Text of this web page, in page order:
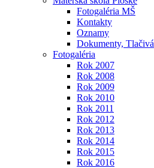
Fotogaléria MŠ
Kontakty
Oznamy
Dokumenty, Tlačivá
Fotogaléria
Rok 2007
Rok 2008
Rok 2009
Rok 2010
Rok 2011
Rok 2012
Rok 2013
Rok 2014
Rok 2015
Rok 2016